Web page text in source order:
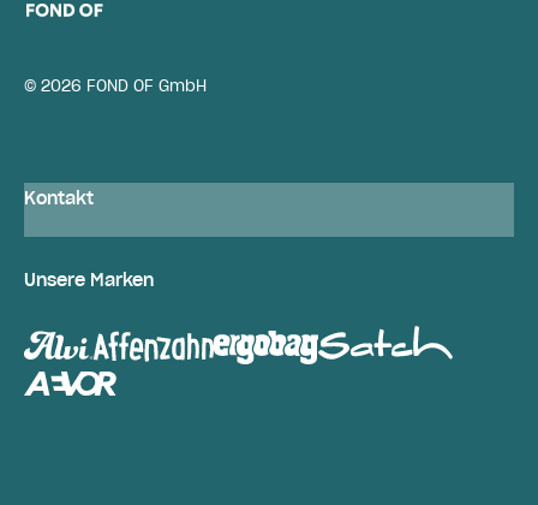
© 2026 FOND OF GmbH
Kontakt
Unsere Marken